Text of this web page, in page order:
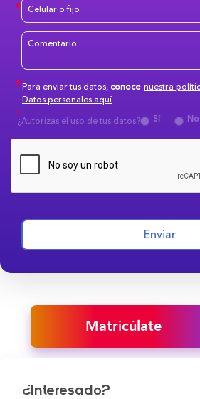
Para enviar tus datos,conoce nuestra
Datos personales aquí
¿Autorizas el uso de tus datos?
Sí No
Enviar
Matricúlate
¿Interesado?